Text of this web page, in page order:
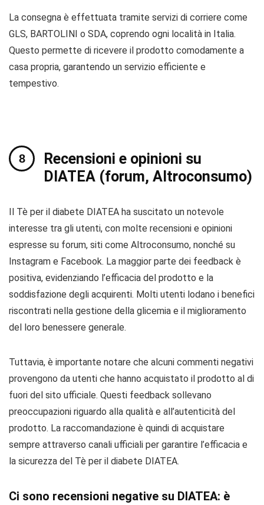
La consegna è effettuata tramite servizi di corriere come
GLS, BARTOLINI o SDA, coprendo ogni località in Italia.
Questo permette di ricevere il prodotto comodamente a
casa propria, garantendo un servizio efficiente e
tempestivo.
Recensioni e opinioni su
DIATEA (forum, Altroconsumo)
Il Tè per il diabete DIATEA ha suscitato un notevole
interesse tra gli utenti, con molte recensioni e opinioni
espresse su forum, siti come Altroconsumo, nonché su
Instagram e Facebook. La maggior parte dei feedback è
positiva, evidenziando l’efficacia del prodotto e la
soddisfazione degli acquirenti. Molti utenti lodano i benefici
riscontrati nella gestione della glicemia e il miglioramento
del loro benessere generale.
Tuttavia, è importante notare che alcuni commenti negativi
provengono da utenti che hanno acquistato il prodotto al di
fuori del sito ufficiale. Questi feedback sollevano
preoccupazioni riguardo alla qualità e all’autenticità del
prodotto. La raccomandazione è quindi di acquistare
sempre attraverso canali ufficiali per garantire l’efficacia e
la sicurezza del Tè per il diabete DIATEA.
Ci sono recensioni negative su DIATEA: è